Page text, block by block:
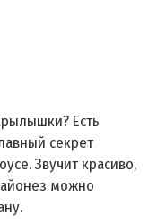
Есть
секрет
Звучит красиво,
можно